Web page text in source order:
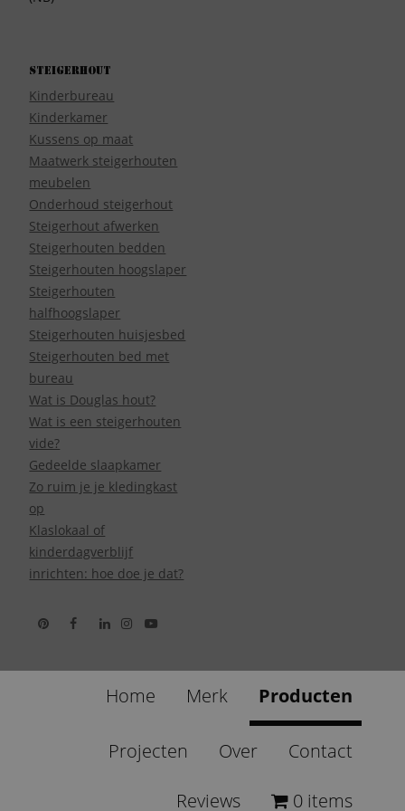
Steigerhout
Kinderbureau
Kinderkamer
Kussens op maat
Maatwerk steigerhouten
meubelen
Onderhoud steigerhout
Steigerhout afwerken
Steigerhouten bedden
Steigerhouten hoogslaper
Steigerhouten
halfhoogslaper
Steigerhouten huisjesbed
Steigerhouten bed met
bureau
Wat is Douglas hout?
Wat is een steigerhouten
vide?
Gedeelde slaapkamer
Zo ruim je je kledingkast
op
Klaslokaal of
kinderdagverblijf
inrichten: hoe doe je dat?
Home Merk Producten
Projecten Over Contact
Reviews 0 items